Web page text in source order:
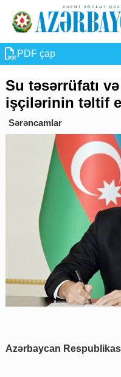
PDF çap
Su təsərrüfatı
işçilərinin təltif
Sərəncamlar
Azərbaycan